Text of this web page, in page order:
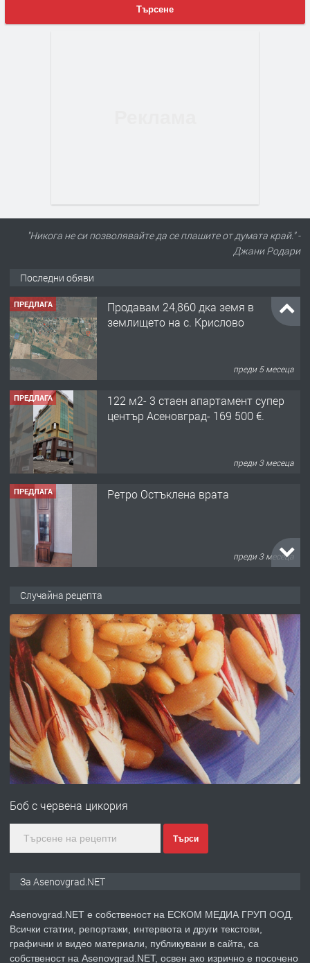
Търсене
"Никога не си позволявайте да се плашите от думата край." -
Джани Родари
Последни обяви
ПРЕДЛАГА
Продавам 24,860 дка земя в
землището на с. Крислово
преди 5 месеца
ПРЕДЛАГА
122 м2- 3 стаен апартамент супер
център Асеновград- 169 500 €.
преди 3 месеца
ПРЕДЛАГА Ретро Остъклена врата
преди 3 месеца
преди 10 месеца
ПРЕДЛАГА
Професионална броячна машина -
със сертификат от ЕЦБ
преди 1 година
ПРЕДЛАГА
Професионална зеленчукорезачка
преди 2 години
ПРЕДЛАГА
Случайна рецепта
Боб с червена цикория
Търси
За Asenovgrad.NET
Asenovgrad.NET е собственост на ЕСКОМ МЕДИА ГРУП ООД.
Всички статии, репортажи, интервюта и други текстови,
графични и видео материали, публикувани в сайта, са
собственост на Asenovgrad.NET, освен ако изрично е посочено